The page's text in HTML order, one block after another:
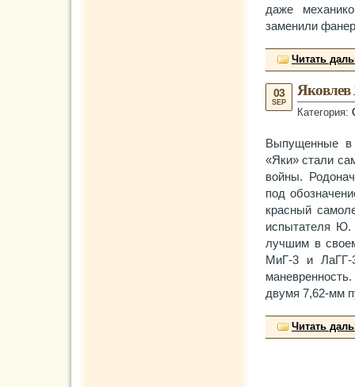
даже
заменили
Читать
Яковлев
Категория:
03
SEP
Выпущенные в
«Яки» стали
войны.
под
красный
испытателя Ю.
лучшим в
МиГ-3 и
двумя 7,62-мм
Читать